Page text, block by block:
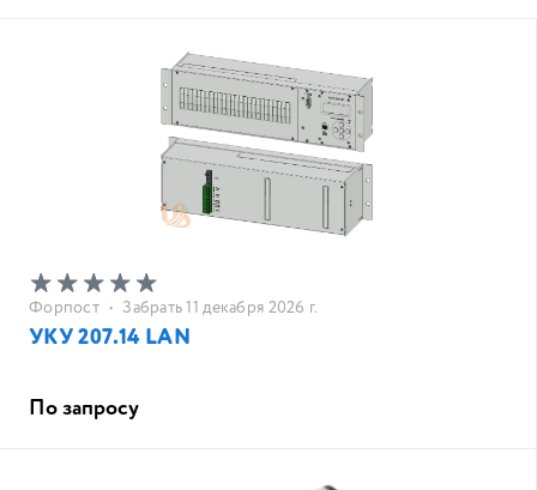
Форпост • Забрать 11 декабря 2026 г.
УКУ 207.14 LAN
По запросу